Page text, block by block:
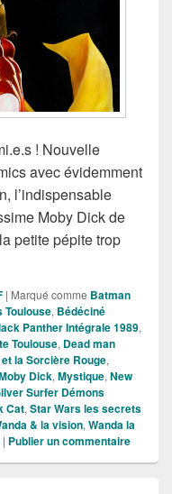
! Nouvelle
avec évidemment
l’indispensable
Moby Dick de
petite pépite trop
des Comics VF de la
| Marqué comme Batman
Toulouse, Bédéciné
Panther Intégrale 1989,
Toulouse, Dead man
la Sorcière Rouge,
Dick, Mystique, New
Surfer Démons
Cat, Star Wars les secrets
& la vision, Wanda la
| Publier un commentaire